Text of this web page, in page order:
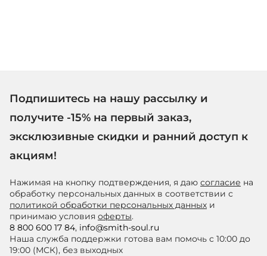
Подпишитесь на нашу рассылку и
получите -15% на первый заказ,
эксклюзивные скидки и ранний доступ к
акциям!
Нажимая на кнопку подтверждения, я даю согласие на
обработку персональных данных в соответствии с
политикой обработки персональных данных и
принимаю условия оферты.
8 800 600 17 84, info@smith-soul.ru
Наша служба поддержки готова вам помочь с 10:00 до
19:00 (МСК), без выходных